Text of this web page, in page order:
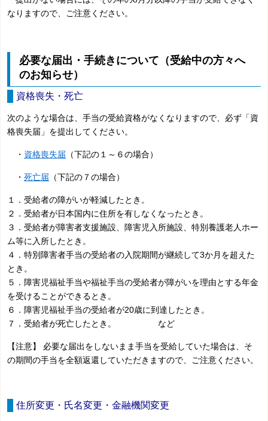
なりますので、ご注意ください。
必要な届出・手続きについて（受給中の方々へ
のお知らせ）
資格喪失・死亡
次のような場合は、手当の受給資格がなくなりますので、必ず「資
格喪失届」を提出してください。
・ 資格喪失届 （下記の１～６の場合）
・死亡届 （下記の７の場合）
１．受給者の障がいが軽減したとき。
２．受給者が日本国内に住所を有しなくなったとき。
３．受給者が障害者支援施設、障害児入所施設、特別養護老人ホー
ム等に入所したとき。
４．特別障害者手当の受給者の入院期間が継続して3か月を超えた
とき。
５．障害児福祉手当や福祉手当の受給者が障がいを理由とする年金
を受けることができるとき。
６．障害児福祉手当の受給者が20歳に到達したとき。
７．受給者が死亡したとき。 など
【注意】 必要な届出をしないまま手当を受給していた場合は、そ
の期間の手当を全額返還していただきますので、ご注意ください。
住所変更・氏名変更・金融機関変更